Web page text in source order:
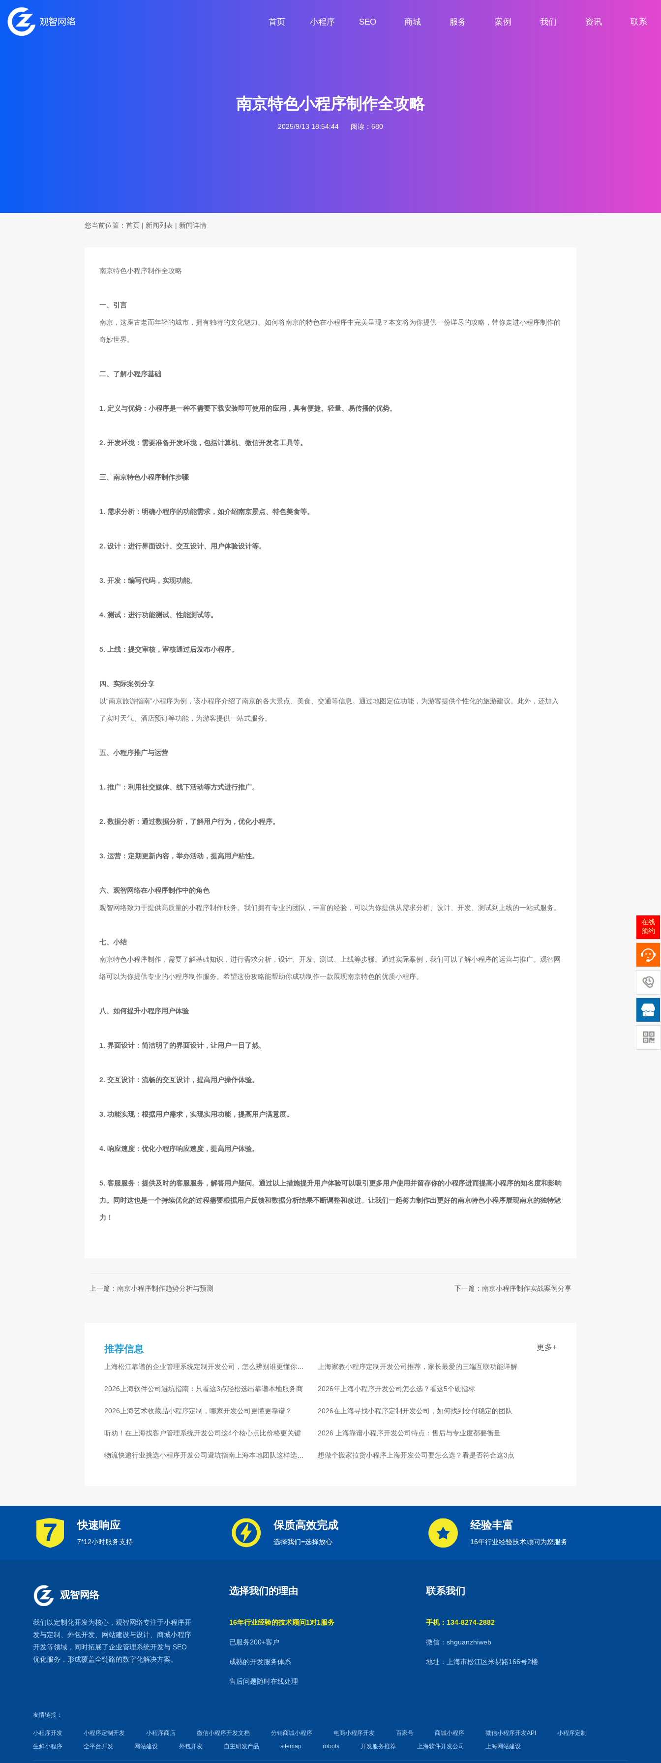
首页
小程序
SEO
商城
服务
案例
我们
资讯
联系
南京特色小程序制作全攻略
2025/9/13 18:54:44 阅读：680
您当前位置： 首页 | 新闻列表 | 新闻详情
南京特色小程序制作全攻略
一、引言
南京，这座古老而年轻的城市，拥有独特的文化魅力。如何将南京的特色在小程序中完美呈现？本文将为你提供一份详尽的攻略，带你走进小程序制作的
奇妙世界。
二、了解小程序基础
1. 定义与优势：小程序是一种不需要下载安装即可使用的应用，具有便捷、轻量、易传播的优势。
2. 开发环境：需要准备开发环境，包括计算机、微信开发者工具等。
三、南京特色小程序制作步骤
1. 需求分析：明确小程序的功能需求，如介绍南京景点、特色美食等。
2. 设计：进行界面设计、交互设计、用户体验设计等。
3. 开发：编写代码，实现功能。
4. 测试：进行功能测试、性能测试等。
5. 上线：提交审核，审核通过后发布小程序。
四、实际案例分享
以“南京旅游指南”小程序为例，该小程序介绍了南京的各大景点、美食、交通等信息。通过地图定位功能，为游客提供个性化的旅游建议。此外，还加入
了实时天气、酒店预订等功能，为游客提供一站式服务。
五、小程序推广与运营
1. 推广：利用社交媒体、线下活动等方式进行推广。
2. 数据分析：通过数据分析，了解用户行为，优化小程序。
3. 运营：定期更新内容，举办活动，提高用户粘性。
六、观智网络在小程序制作中的角色
观智网络致力于提供高质量的小程序制作服务。我们拥有专业的团队，丰富的经验，可以为你提供从需求分析、设计、开发、测试到上线的一站式服务。
七、小结
南京特色小程序制作，需要了解基础知识，进行需求分析，设计、开发、测试、上线等步骤。通过实际案例，我们可以了解小程序的运营与推广。观智网
络可以为你提供专业的小程序制作服务。希望这份攻略能帮助你成功制作一款展现南京特色的优质小程序。
八、如何提升小程序用户体验
1. 界面设计：简洁明了的界面设计，让用户一目了然。
2. 交互设计：流畅的交互设计，提高用户操作体验。
3. 功能实现：根据用户需求，实现实用功能，提高用户满意度。
4. 响应速度：优化小程序响应速度，提高用户体验。
5. 客服服务：提供及时的客服服务，解答用户疑问。通过以上措施提升用户体验可以吸引更多用户使用并留存你的小程序进而提高小程序的知名度和影响
力。同时这也是一个持续优化的过程需要根据用户反馈和数据分析结果不断调整和改进。让我们一起努力制作出更好的南京特色小程序展现南京的独特魅
力！
上一篇：南京小程序制作趋势分析与预测 下一篇：南京小程序制作实战案例分享
推荐信息 更多+
上海松江靠谱的企业管理系统定制开发公司，怎么辨别谁更懂你行
业
上海家教小程序定制开发公司推荐，家长最爱的三端互联功能详解
2026上海软件公司避坑指南：只看这3点轻松选出靠谱本地服务商 2026年上海小程序开发公司怎么选？看这5个硬指标
2026上海艺术收藏品小程序定制，哪家开发公司更懂更靠谱？ 2026在上海寻找小程序定制开发公司，如何找到交付稳定的团队
听劝！在上海找客户管理系统开发公司这4个核心点比价格更关键 2026 上海靠谱小程序开发公司特点：售后与专业度都要衡量
物流快递行业挑选小程序开发公司避坑指南上海本地团队这样选放 想做个搬家拉货小程序上海开发公司要怎么选？看是否符合这3点
快速响应
7*12小时服务支持
保质高效完成
选择我们=选择放心
经验丰富
16年行业经验技术顾问为您服务
观智网络
我们以定制化开发为核心，观智网络专注于小程序开
发与定制、外包开发、 网站建设与设计、商城小程序
开发等领域，同时拓展了企业管理系统开发与 SEO
优化服务，形成覆盖全链路的数字化解决方案。
选择我们的理由
16年行业经验的技术顾问1对1服务
已服务200+客户
成熟的开发服务体系
售后问题随时在线处理
联系我们
手机：134-8274-2882
微信：shguanzhiweb
地址：上海市松江区米易路166号2楼
友情链接：
小程序开发 小程序定制开发 小程序商店 微信小程序开发文档 分销商城小程序 电商小程序开发 百家号 商城小程序 微信小程序开发API
小程序定制
生鲜小程序
全平台开发 网站建设 外包开发 自主研发产品 sitemap robots 开发服务推荐 上海软件开发公司 上海网站建设
在线
预约
